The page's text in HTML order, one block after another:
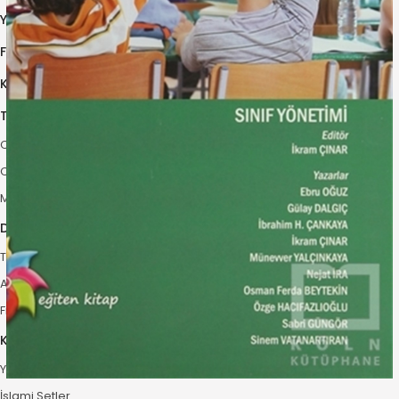
Yabancı Dilde Kitaplar
Felsefe Kitapları
Kampanyalı Kitaplar
Türk Edebiyatı
Cumhuriyet Öncesi
Cumhuriyet Sonrası
Modern Türk Edebiyatı
Dünya Klasikleri
Türk Klasikleri
Alman Dünya Klasikleri
Fransız Dünya Klasikleri
Kitap Setleri
Yetişkin Setler